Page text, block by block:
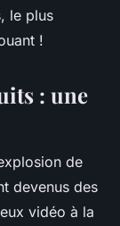
le plus
!
: une
de
devenus des
vidéo à la